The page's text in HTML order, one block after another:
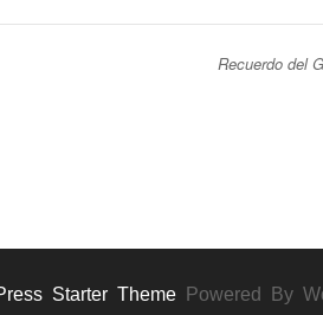
Recuerdo del
Starter Theme Powered By